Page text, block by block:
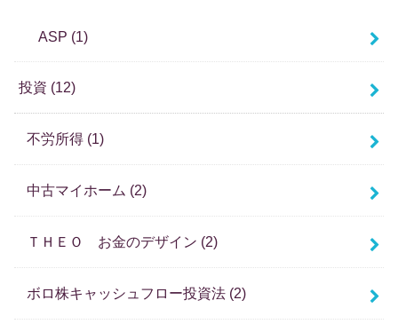
ASP (1)
投資 (12)
不労所得 (1)
中古マイホーム (2)
ＴＨＥＯ お金のデザイン (2)
ボロ株キャッシュフロー投資法 (2)